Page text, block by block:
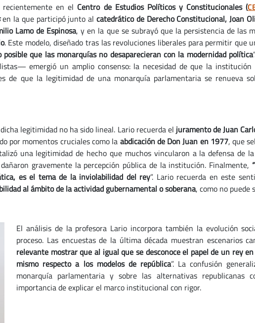
en el Centro de Estudios Políticos y Constitucionales (
en la que participó junto al catedrático de Derecho Constitucional, Joan
Lamo de Espinosa, y en la que se subrayó que la persistencia de las
. Este modelo, diseñado tras las revoluciones liberales para permitir que
que las monarquías no desaparecieran con la modernidad política
emergió un amplio consenso: la necesidad de que la
de que la legitimidad de una monarquía parlamentaria se renueva
legitimidad no ha sido lineal. Lario recuerda el juramento de Juan
por momentos cruciales como la abdicación de Don Juan en 1977, que
una legitimidad de hecho que muchos vincularon a la defensa de
gravemente la percepción pública de la institución. Finalmente,
es el tema de la inviolabilidad del rey”. Lario recuerda en este
al ámbito de la actividad gubernamental o soberana, como no puede
El análisis de la profesora Lario incorpora también la evolución
proceso. Las encuestas de la última década muestran escenarios
relevante mostrar que al igual que se desconoce el papel de un rey
mismo respecto a los modelos de república”. La confusión
monarquía parlamentaria y sobre las alternativas republicanas
importancia de explicar el marco institucional con rigor.